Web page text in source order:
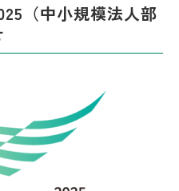
（中小規模法人部